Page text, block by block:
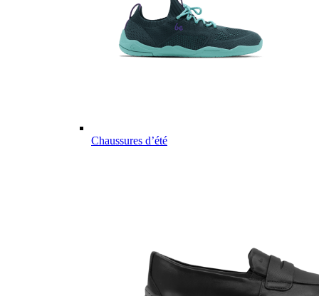
Chaussures d’été